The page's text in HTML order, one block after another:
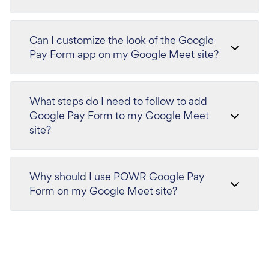
Can I customize the look of the Google
Pay Form app on my Google Meet site?
What steps do I need to follow to add
Google Pay Form to my Google Meet
site?
Why should I use POWR Google Pay
Form on my Google Meet site?